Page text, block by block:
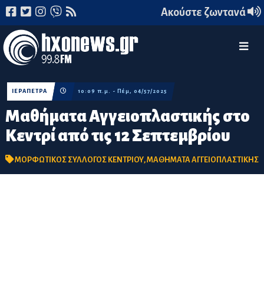
Ακούστε ζωντανά
Μαθήματα Αγγειοπλαστικής στο
Κεντρί από τις 12 Σεπτεμβρίου
ΙΕΡΑΠΕΤΡΑ 10:09 π.μ. - Πέμ, 04/57/2025
ΜΟΡΦΩΤΙΚΟΣ ΣΥΛΛΟΓΟΣ ΚΕΝΤΡΙΟΥ,ΜΑΘΗΜΑΤΑ ΑΓΓΕΙΟΠΛΑΣΤΙΚΗΣ